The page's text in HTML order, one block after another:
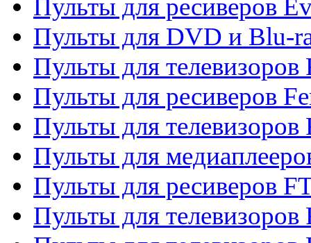
Пульты для ресиверов
Пульты для DVD и Blu-
Пульты для телевизоров
Пульты для ресиверов
Пульты для
Пульты для
Пульты для ресиверов
Пульты для телевизоров